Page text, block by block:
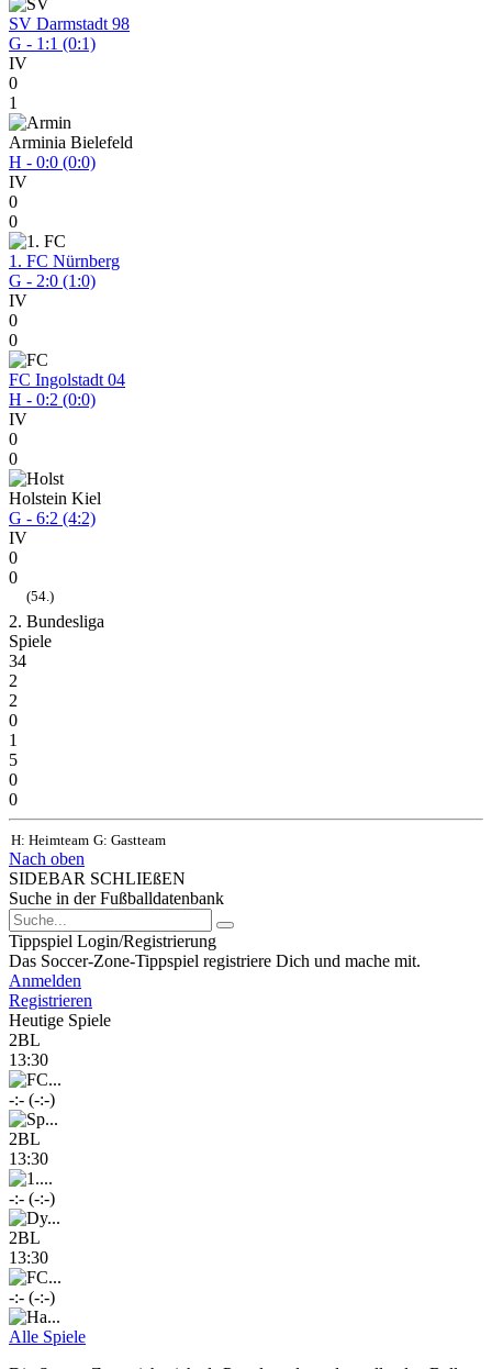
SV Darmstadt 98
G - 1:1 (0:1)
IV
0
1
Arminia Bielefeld
H - 0:0 (0:0)
IV
0
0
1. FC Nürnberg
G - 2:0 (1:0)
IV
0
0
FC Ingolstadt 04
H - 0:2 (0:0)
IV
0
0
Holstein Kiel
G - 6:2 (4:2)
IV
0
0
(54.)
2. Bundesliga
Spiele
34
2
2
0
1
5
0
0
H: Heimteam G: Gastteam
Nach oben
SIDEBAR SCHLIEßEN
Suche in der Fußballdatenbank
Tippspiel Login/Registrierung
Das Soccer-Zone-Tippspiel registriere Dich und mache mit.
Anmelden
Registrieren
Heutige Spiele
2BL
13:30
-:- (-:-)
2BL
13:30
-:- (-:-)
2BL
13:30
-:- (-:-)
Alle Spiele